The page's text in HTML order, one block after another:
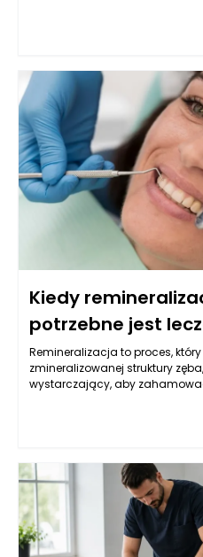
zapobiec narastaniu długów i
administrację.
Kiedy
potrzebne jest
Remineralizacja to proces,
zmineralizowanej struktury
wystarczający, aby
remineralizacja staje się
terapeutyczne można wówczas
zwracając uwagę na
pielęgnacji zębów.